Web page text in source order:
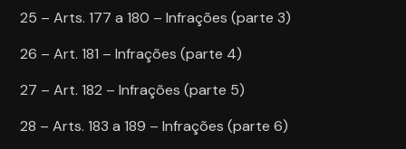
25 – Arts. 177 a 180 – Infrações (parte 3)
26 – Art. 181 – Infrações (parte 4)
27 – Art. 182 – Infrações (parte 5)
28 – Arts. 183 a 189 – Infrações (parte 6)